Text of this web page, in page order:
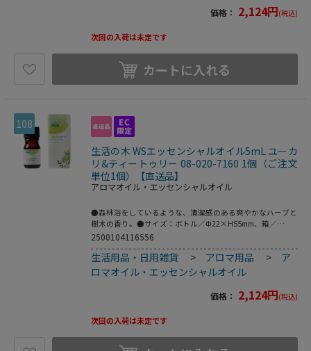
価格： 2,124円(税込)
次回の入荷は未定です
カートに入れる
108
生活の木 WSエッセンシャルオイル5mL ユーカ
リ&ティートゥリー 08-020-7160 1個（ご注文
単位1個）【直送品】
アロマオイル・エッセンシャルオイル
●森林浴をしているような、清潔感のある爽やかなハーブと
樹木の香り。●サイズ：ボトル／Φ22×H55mm、箱／
W30×D30×H75mm●材質：ボトル／ガラス、キャップ・
●こちらの商品は取寄せ商品となり納期が長期間かかる可能
性がございます。また、ご発注後のキャンセルは対応いたし
かねますので予めご了承ください。
2500104116556
生活用品・日用雑貨 > アロマ用品 > ア
ロマオイル・エッセンシャルオイル
価格： 2,124円(税込)
次回の入荷は未定です